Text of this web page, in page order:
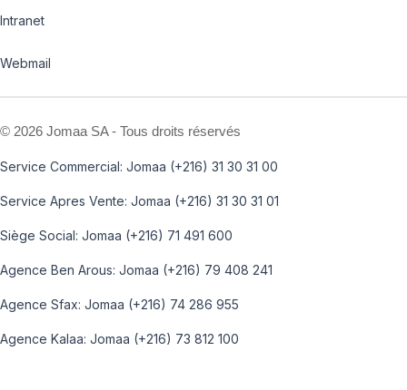
Intranet
Webmail
© 2026 Jomaa SA - Tous droits réservés
Service Commercial: Jomaa (+216) 31 30 31 00
Service Apres Vente: Jomaa (+216) 31 30 31 01
Siège Social: Jomaa (+216) 71 491 600
Agence Ben Arous: Jomaa (+216) 79 408 241
Agence Sfax: Jomaa (+216) 74 286 955
Agence Kalaa: Jomaa (+216) 73 812 100